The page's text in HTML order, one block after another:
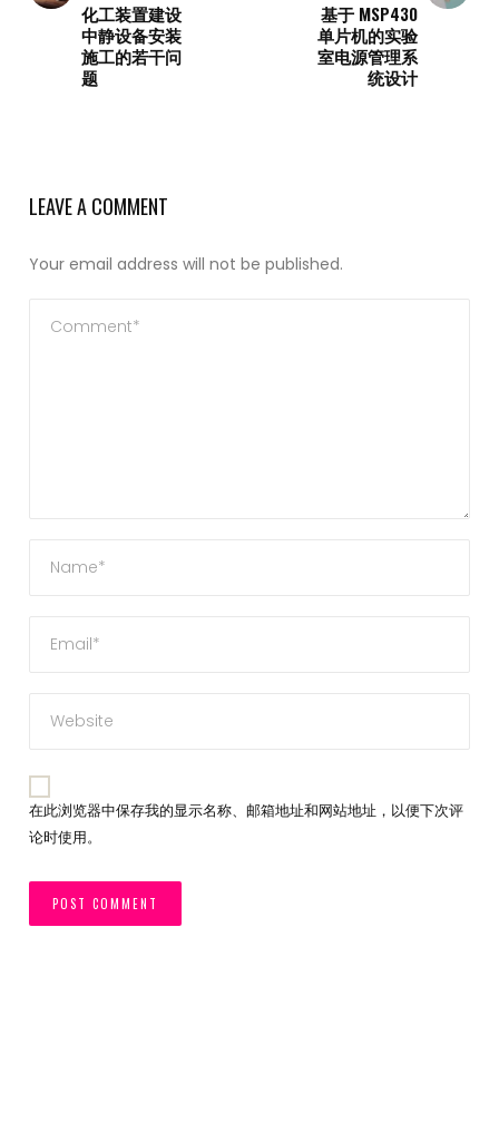
化工装置建设
中静设备安装
施工的若干问
题
基于 MSP430
单片机的实验
室电源管理系
统设计
LEAVE A COMMENT
Your email address will not be published.
在此浏览器中保存我的显示名称、邮箱地址和网站地址，以便下次评
论时使用。